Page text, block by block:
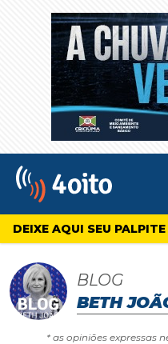
4oito
DEIXE AQUI SEU
BLOG
BETH
* as opiniões expressas